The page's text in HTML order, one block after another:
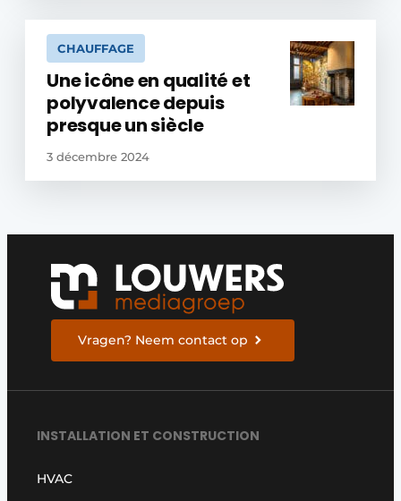
CHAUFFAGE
Une icône en qualité et
polyvalence depuis
presque un siècle
3 décembre 2024
Vragen? Neem contact op
INSTALLATION ET CONSTRUCTION
HVAC